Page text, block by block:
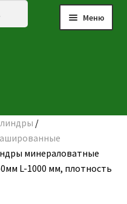
Меню
/
минераловатные
L-1000 мм, плотность